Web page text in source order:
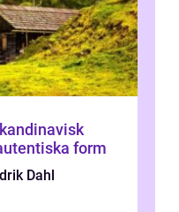
form
Dahl